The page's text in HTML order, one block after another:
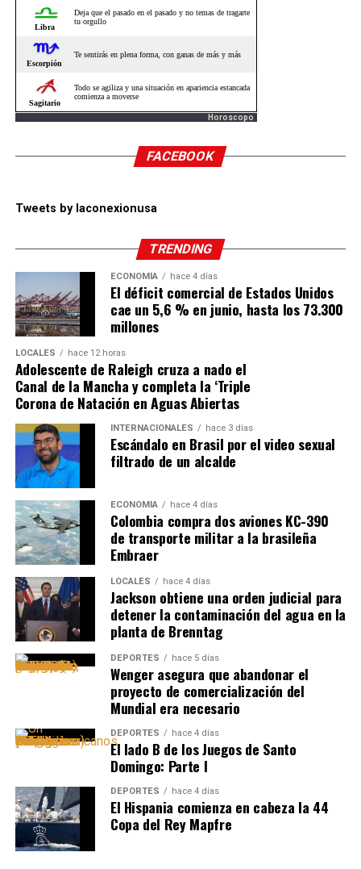
Horoscopo
FACEBOOK
Tweets by laconexionusa
TRENDING
ECONOMÍA hace 4 días
El déficit comercial de Estados Unidos
cae un 5,6 % en junio, hasta los 73.300
millones
LOCALES hace 12 horas
Adolescente de Raleigh cruza a nado el
Canal de la Mancha y completa la ‘Triple
Corona de Natación en Aguas Abiertas
INTERNACIONALES hace 3 días
Escándalo en Brasil por el video sexual
filtrado de un alcalde
ECONOMÍA hace 4 días
Colombia compra dos aviones KC-390
de transporte militar a la brasileña
Embraer
LOCALES hace 4 días
Jackson obtiene una orden judicial para
detener la contaminación del agua en la
planta de Brenntag
DEPORTES hace 5 días
Wenger asegura que abandonar el
proyecto de comercialización del
Mundial era necesario
DEPORTES hace 4 días
El lado B de los Juegos de Santo
Domingo: Parte I
DEPORTES hace 4 días
El Hispania comienza en cabeza la 44
Copa del Rey Mapfre